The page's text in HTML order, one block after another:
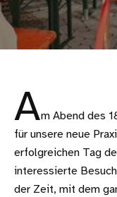
Am Abend des
für unsere neue
erfolgreichen Tag
interessierte
der Zeit, mit dem